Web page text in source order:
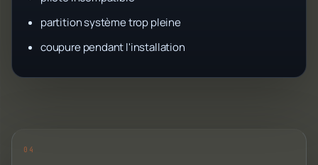
partition système trop pleine
coupure pendant l'installation